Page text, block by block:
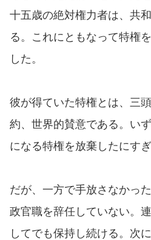
十五歳の絶対権力者は、共
る。これにともなって特権
した。
彼が得ていた特権とは、三
約、世界的賛意である。い
になる特権を放棄したにすぎ
だが、一方で手放さなかっ
政官職を辞任していない。
してでも保持し続ける。次